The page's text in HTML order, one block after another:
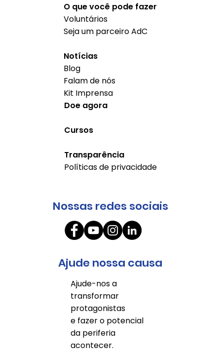
Nossas redes sociais
Ajude nossa causa
Ajude-nos a
transformar
protagonistas
e fazer o potencial
da periferia
acontecer.
O que você pode fazer
Voluntários
Seja um parceiro AdC
Notícias
Blog
Falam de nós
Kit Imprensa
Doe agora
Cursos
Transparência
Políticas de privacidade